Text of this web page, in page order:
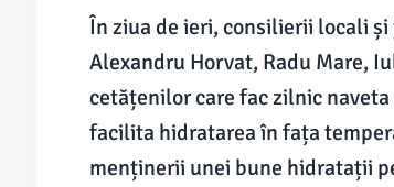
În ziua de ieri, consilierii locali
Alexandru Horvat, Radu Mare,
cetățenilor care fac zilnic
facilita hidratarea în fața
menținerii unei bune hidratații